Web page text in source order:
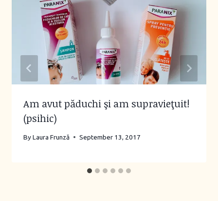
Am avut păduchi şi am supravieţuit!
(psihic)
ByLaura Frunză September 13, 2017